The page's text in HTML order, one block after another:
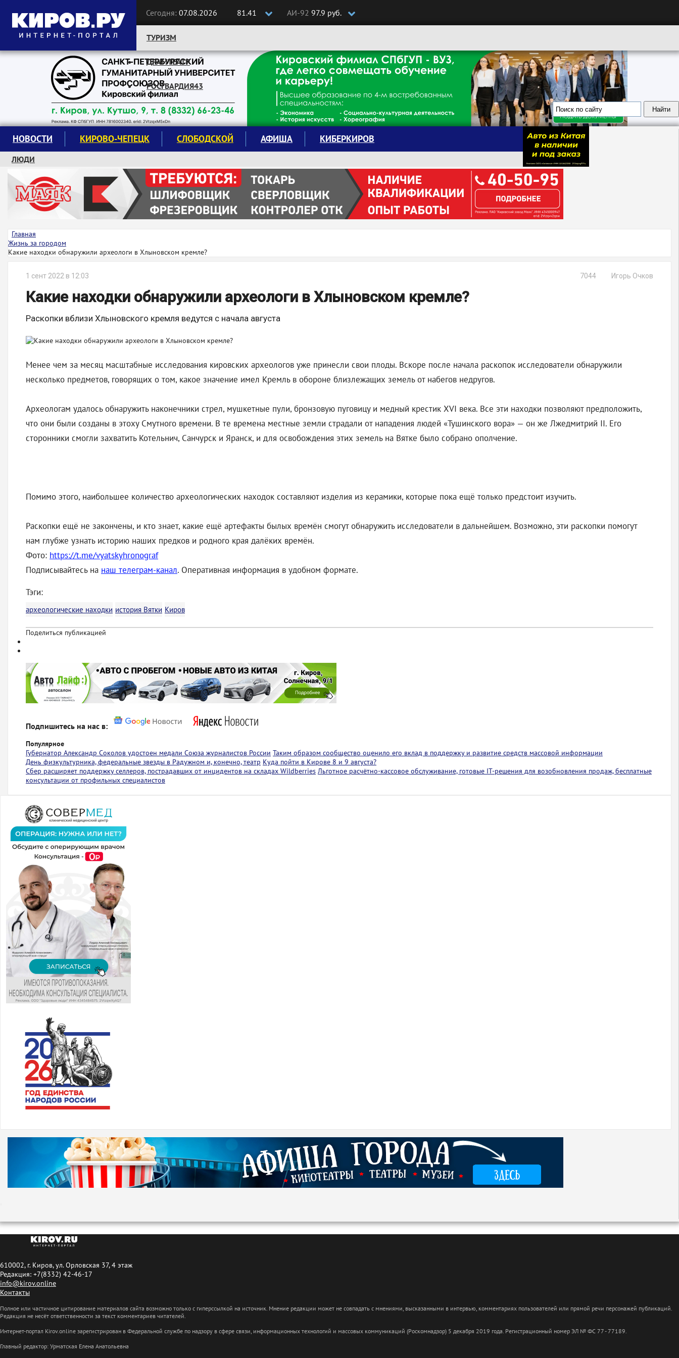
Сегодня: 07.08.2026 81.41 АИ-92 97.9 руб.
Следите за новостями:
ТУРИЗМ
ДРАМТЕАТР
РОСГВАРДИЯ43
НОВОСТИ КИРОВО-ЧЕПЕЦК СЛОБОДСКОЙ АФИША КИБЕРКИРОВ
ЛЮДИ
КРУЖКИ И СЕКЦИИ
ЗАВОДУ "МАЯК" 85 ЛЕТ
ЭКОЛОГИЯ
Главная
Жизнь за городом
Какие находки обнаружили археологи в Хлыновском кремле?
1 сент 2022 в 12:03 Игорь Очков
7044
Какие находки обнаружили археологи в Хлыновском кремле?
Раскопки вблизи Хлыновского кремля ведутся с начала августа
Менее чем за месяц масштабные исследования кировских археологов уже принесли свои плоды. Вскоре после начала раскопок исследователи обнаружили
несколько предметов, говорящих о том, какое значение имел Кремль в обороне близлежащих земель от набегов недругов.
Археологам удалось обнаружить наконечники стрел, мушкетные пули, бронзовую пуговицу и медный крестик XVI века. Все эти находки позволяют предположить,
что они были созданы в этоху Смутного времени. В те времена местные земли страдали от нападения людей «Тушинского вора» — он же Лжедмитрий II. Его
сторонники смогли захватить Котельнич, Санчурск и Яранск, и для освобождения этих земель на Вятке было собрано ополчение.
Помимо этого, наибольшее количество археологических находок составляют изделия из керамики, которые пока ещё только предстоит изучить.
Раскопки ещё не закончены, и кто знает, какие ещё артефакты былых времён смогут обнаружить исследователи в дальнейшем. Возможно, эти раскопки помогут
нам глубже узнать историю наших предков и родного края далёких времён.
Фото: https://t.me/vyatskyhronograf
Подписывайтесь на наш телеграм-канал. Оперативная информация в удобном формате.
Тэги:
археологические находки история Вятки Киров
Поделиться публикацией
Подпишитесь на нас в:
Популярное
Губернатор Александр Соколов удостоен медали Союза журналистов России Таким образом сообщество оценило его вклад в поддержку и развитие средств массовой информации
День физкультурника, федеральные звезды в Радужном и, конечно, театр Куда пойти в Кирове 8 и 9 августа?
Сбер расширяет поддержку селлеров, пострадавших от инцидентов на складах Wildberries Льготное расчётно-кассовое обслуживание, готовые IT-решения для возобновления продаж, бесплатные
консультации от профильных специалистов
610002, г. Киров, ул. Орловская 37, 4 этаж
Редакция: +7(8332) 42-46-17
info@kirov.online
Контакты
Полное или частичное цитирование материалов сайта возможно только с гиперссылкой на источник. Мнение редакции может не совпадать с мнениями, высказанными в интервью, комментариях пользователей или прямой речи персонажей публикаций.
Редакция не несёт ответственности за текст комментариев читателей.
Интернет-портал Kirov.online зарегистрирован в Федеральной службе по надзору в сфере связи, информационных технологий и массовых коммуникаций (Роскомнадзор) 5 декабря 2019 года. Регистрационный номер ЭЛ № ФС 77 - 77189.
Главный редактор: Урматская Елена Анатольевна